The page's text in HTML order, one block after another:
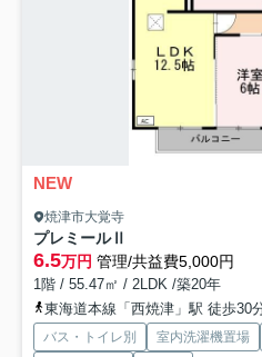
NEW
焼津市大覚寺
プレミールⅡ
6.5万円 管理/共益費5,000円
1階 / 55.47㎡ / 2LDK /築20年
東海道本線「西焼津」駅 徒歩30
バス・トイレ別 室内洗濯機置場